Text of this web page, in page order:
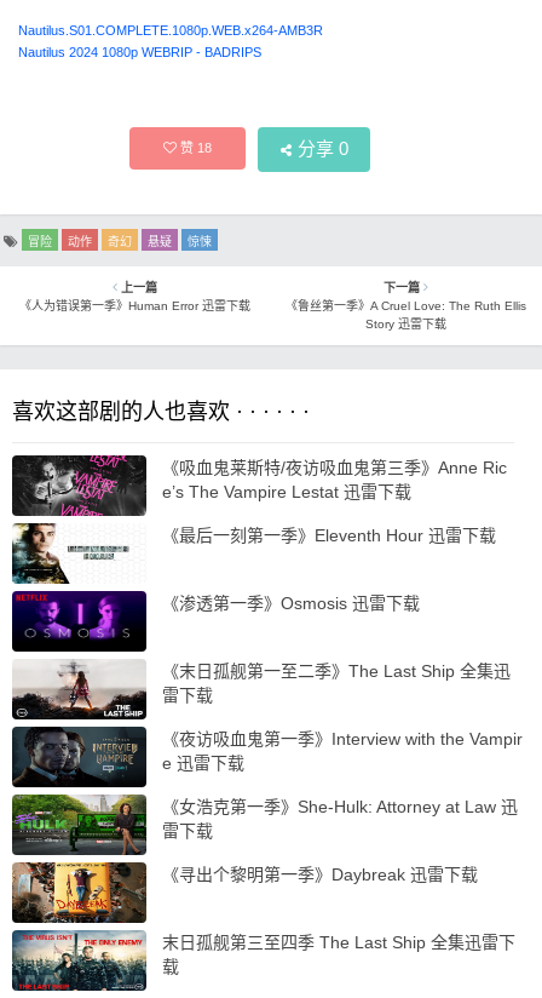
Nautilus.S01.COMPLETE.1080p.WEB.x264-AMB3R
Nautilus 2024 1080p WEBRIP - BADRIPS
赞18 分享 0
冒险 动作 奇幻 悬疑 惊悚
上一篇
《人为错误第一季》Human Error 迅雷下载
下一篇
《鲁丝第一季》A Cruel Love: The Ruth Ellis
Story 迅雷下载
喜欢这部剧的人也喜欢 · · · · · ·
《吸血鬼莱斯特/夜访吸血鬼第三季》Anne Ric
e’s The Vampire Lestat 迅雷下载
《最后一刻第一季》Eleventh Hour 迅雷下载
《渗透第一季》Osmosis 迅雷下载
《末日孤舰第一至二季》The Last Ship 全集迅
雷下载
《夜访吸血鬼第一季》Interview with the Vampir
e 迅雷下载
《女浩克第一季》She-Hulk: Attorney at Law 迅
雷下载
《寻出个黎明第一季》Daybreak 迅雷下载
末日孤舰第三至四季 The Last Ship 全集迅雷下
载